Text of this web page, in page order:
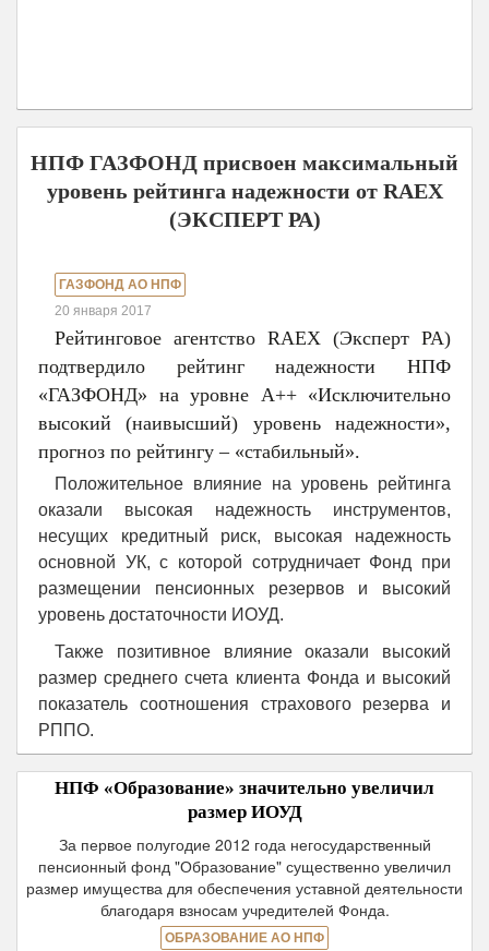
НПФ ГАЗФОНД присвоен максимальный
уровень рейтинга надежности от RAEX
(ЭКСПЕРТ РА)
ГАЗФОНД АО НПФ
20 января 2017
Рейтинговое агентство RAEX (Эксперт РА)
подтвердило рейтинг надежности НПФ
«ГАЗФОНД» на уровне А++ «Исключительно
высокий (наивысший) уровень надежности»,
прогноз по рейтингу – «стабильный».
Положительное влияние на уровень рейтинга
оказали высокая надежность инструментов,
несущих кредитный риск, высокая надежность
основной УК, с которой сотрудничает Фонд при
размещении пенсионных резервов и высокий
уровень достаточности ИОУД.
Также позитивное влияние оказали высокий
размер среднего счета клиента Фонда и высокий
показатель соотношения страхового резерва и
РППО.
НПФ «Образование» значительно увеличил
размер ИОУД
За первое полугодие 2012 года негосударственный
пенсионный фонд "Образование" существенно увеличил
размер имущества для обеспечения уставной деятельности
благодаря взносам учредителей Фонда.
ОБРАЗОВАНИЕ АО НПФ